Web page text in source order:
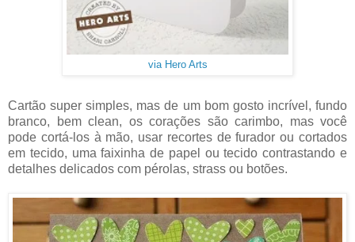
via Hero Arts
Cartão super simples, mas de um bom gosto incrível, fundo
branco, bem clean, os corações são carimbo, mas você
pode cortá-los à mão, usar recortes de furador ou cortados
em tecido, uma faixinha de papel ou tecido contrastando e
detalhes delicados com pérolas, strass ou botões.